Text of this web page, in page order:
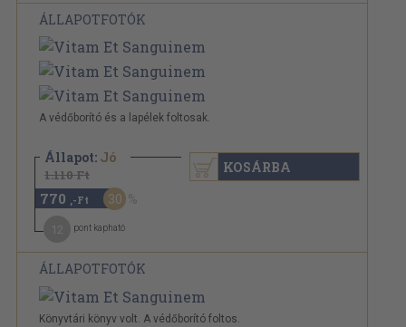
ÁLLAPOTFOTÓK
A védőborító és a lapélek foltosak.
Állapot: Jó
1.110 Ft
770 ,-Ft 30
pont kapható
KOSÁRBA
ÁLLAPOTFOTÓK
Könyvtári könyv volt. A védőborító foltos.